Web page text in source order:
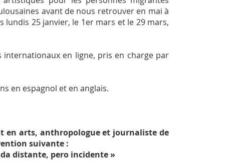
avant de nous retrouver en mai à
lundis 25 janvier, le 1er mars et le 29 mars,
en ligne, pris en charge par
en espagnol et en anglais.
en arts, anthropologue et journaliste de
suivante :
distante, pero incidente »